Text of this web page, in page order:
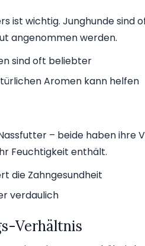
ist wichtig. Junghunde sind
angenommen werden.
sind oft beliebter
Aromen kann helfen
– beide haben ihre
Feuchtigkeit enthält.
die Zahngesundheit
verdaulich
Verhältnis